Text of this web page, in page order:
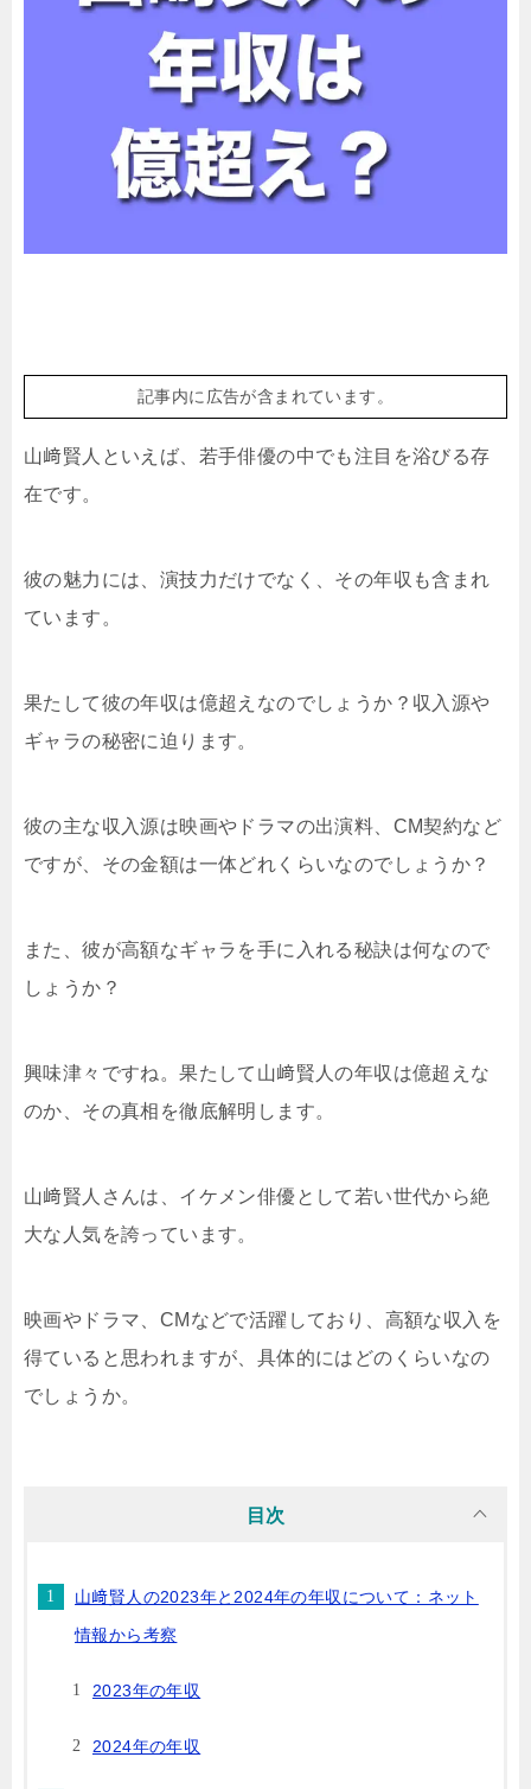
記事内に広告が含まれています。
山﨑賢人といえば、若手俳優の中でも注目を浴びる存
在です。
彼の魅力には、演技力だけでなく、その年収も含まれ
ています。
果たして彼の年収は億超えなのでしょうか？収入源や
ギャラの秘密に迫ります。
彼の主な収入源は映画やドラマの出演料、CM契約など
ですが、その金額は一体どれくらいなのでしょうか？
また、彼が高額なギャラを手に入れる秘訣は何なので
しょうか？
興味津々ですね。果たして山﨑賢人の年収は億超えな
のか、その真相を徹底解明します。
山﨑賢人さんは、イケメン俳優として若い世代から絶
大な人気を誇っています。
映画やドラマ、CMなどで活躍しており、高額な収入を
得ていると思われますが、具体的にはどのくらいなの
でしょうか。
目次
山﨑賢人の2023年と2024年の年収について：ネット
情報から考察
2023年の年収
2024年の年収